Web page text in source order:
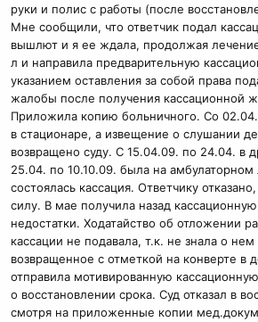
руки и полис с работы (после
Мне сообщили, что ответчик подал
вышлют и я ее ждала, продолжая
л и направила предварительную
указанием оставления за собой права
жалобы после получения кассационной
Приложила копию больничного. Со
в стационаре, а извещение о слушании
возвращено суду. С 15.04.09. по 24.04. в
25.04. по 10.10.09. была на
состоялась кассация. Ответчику
силу. В мае получила назад
недостатки. Ходатайство об отложении
кассации не подавала, т.к. не знала о
возвращенное с отметкой на конверте в
отправила мотивированную
о восстановлении срока. Суд отказал в
смотря на приложенные копии